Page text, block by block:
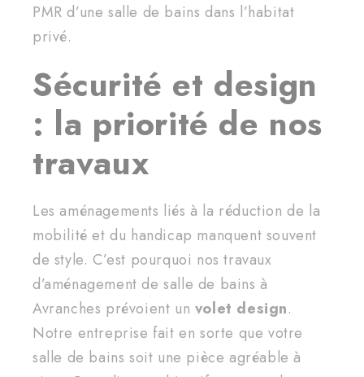
PMR d’une salle de bains dans l’habitat
privé.
Sécurité et design
: la priorité de nos
travaux
Les aménagements liés à la réduction de la
mobilité et du handicap manquent souvent
de style. C’est pourquoi nos travaux
d’aménagement de salle de bains à
Avranches prévoient un volet design.
Notre entreprise fait en sorte que votre
salle de bains soit une pièce agréable à